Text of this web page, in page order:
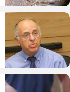
בריאות